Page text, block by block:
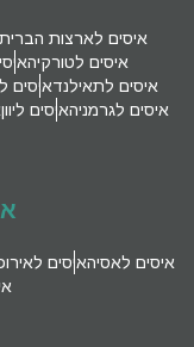
איסים לארצות הברית
איסים לטורקיה
איסים לתאילנדאיסים
איסים לגרמניהאיסים ליוון
איסים לאסיהאיסים